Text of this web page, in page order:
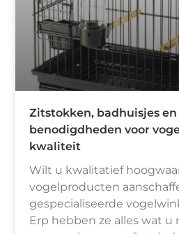
Zitstokken, badhuisjes
benodigdheden voor
kwaliteit
Wilt u kwalitatief
vogelproducten
gespecialiseerde
Erp hebben ze alles wat